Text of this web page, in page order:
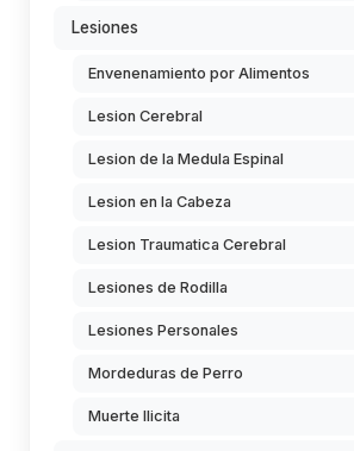
Lesiones
Envenenamiento por Alimentos
Lesion Cerebral
Lesion de la Medula Espinal
Lesion en la Cabeza
Lesion Traumatica Cerebral
Lesiones de Rodilla
Lesiones Personales
Mordeduras de Perro
Muerte Ilicita